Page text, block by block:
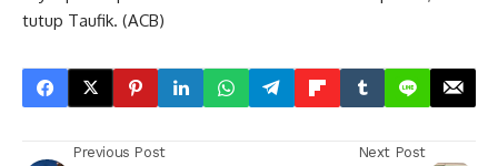
tutup Taufik. (ACB)
Previous Post Next Post